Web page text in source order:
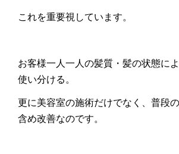
これを重要視しています。
お客様一人一人の髪質・髪の状態に
使い分ける。
更に美容室の施術だけでなく、普段
含め改善なのです。